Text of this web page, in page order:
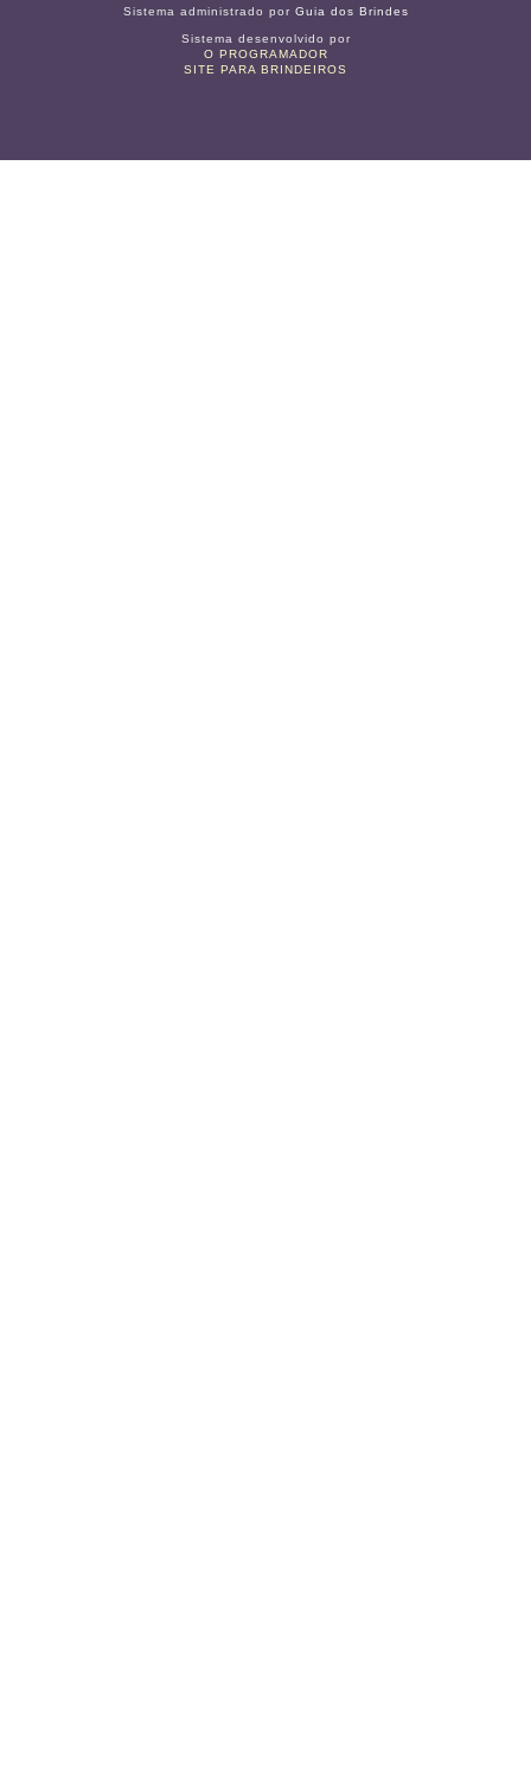
Sistema administrado por Guia dos Brindes
Sistema desenvolvido por
O PROGRAMADOR
SITE PARA BRINDEIROS